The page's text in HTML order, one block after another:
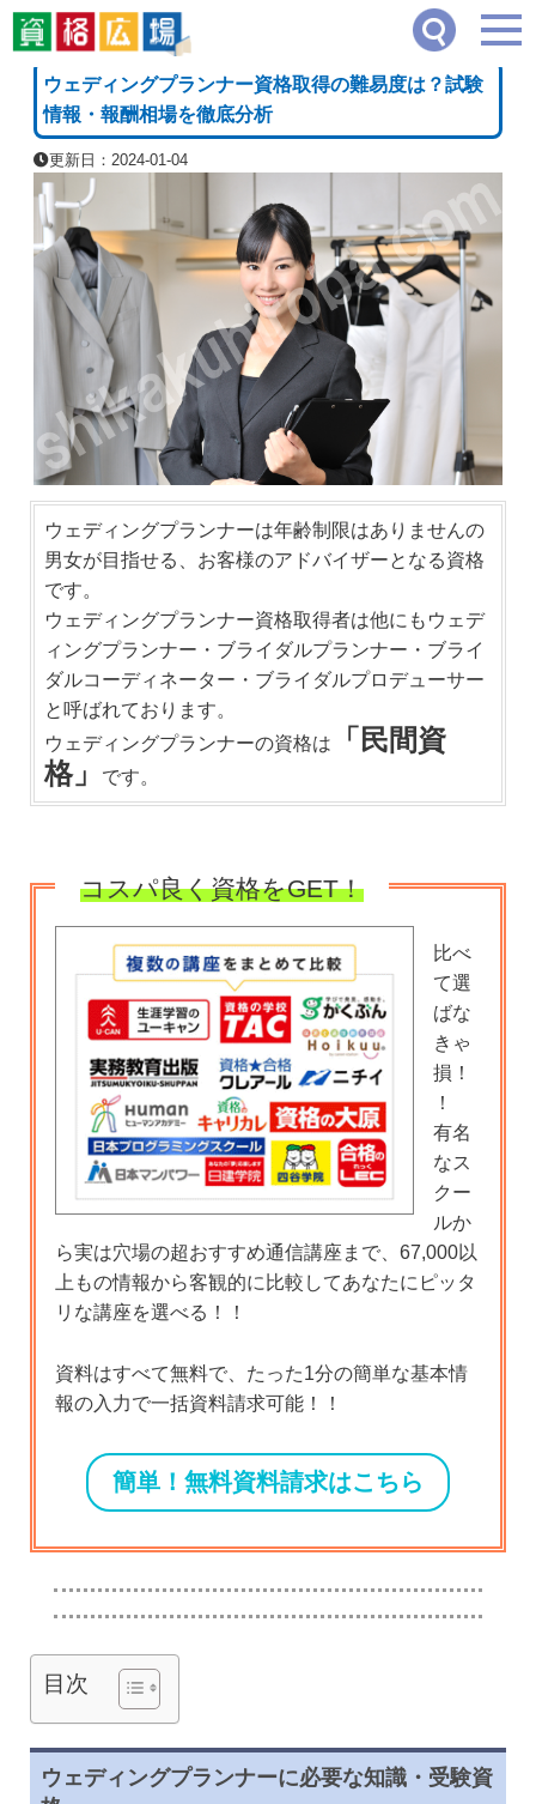
資格広場≫ ブライダル・冠婚葬祭系 ウェディングプランナー資格取得の難易度は
[PR]
ウェディングプランナー資格取得の難易度は？試験
情報・報酬相場を徹底分析
更新日：2024-01-04
ウェディングプランナーは年齢制限はありませんの
男女が目指せる、お客様のアドバイザーとなる資格
です。
ウェディングプランナー資格取得者は他にもウェデ
ィングプランナー・ブライダルプランナー・ブライ
ダルコーディネーター・ブライダルプロデューサー
と呼ばれております。
ウェディングプランナーの資格は
「民間資
格」
です。
コスパ良く資格をGET！
比べ
て選
ばな
きゃ
損！
！
有名
なス
クー
ルか
ら実は穴場の超おすすめ通信講座まで、67,000以
上もの情報から客観的に比較してあなたにピッタ
リな講座を選べる！！
資料はすべて無料で、たった1分の簡単な基本情
報の入力で一括資料請求可能！！
簡単！無料資料請求はこちら
目次
ウェディングプランナーに必要な知識・受験資